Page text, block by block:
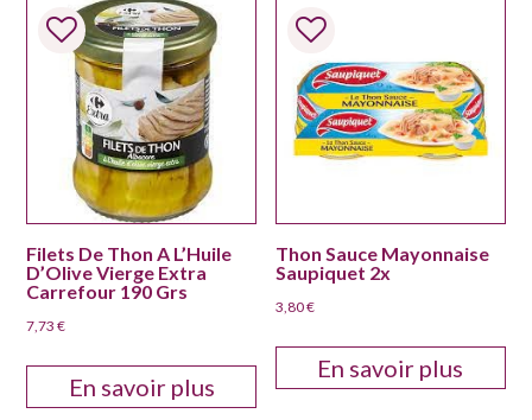
Filets De Thon A L’Huile
D’Olive Vierge Extra
Carrefour 190 Grs
7,73€
En savoir plus
Thon Sauce Mayonnaise
Saupiquet 2x
3,80€
En savoir plus